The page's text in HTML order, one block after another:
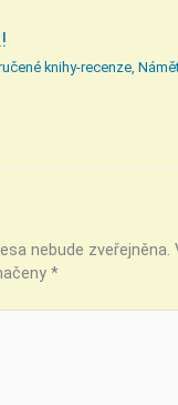
knihy-recenze ,
nebude zveřejněna.
*